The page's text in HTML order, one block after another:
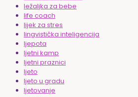
ležaljka za bebe
life coach
lijek za stres
lingvistička inteligencija
ljepota
ljetni kamp
ljetni praznici
ljeto
ljeto u gradu
ljetovanje